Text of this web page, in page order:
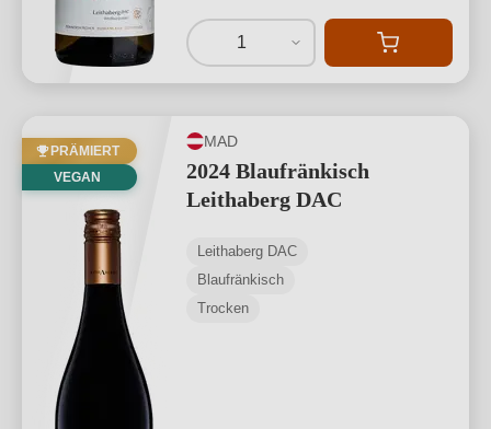
1
PRÄMIERT
VEGAN
MAD
2024 Blaufränkisch
Leithaberg DAC
Leithaberg DAC
Blaufränkisch
Trocken